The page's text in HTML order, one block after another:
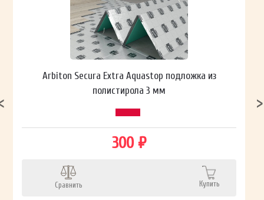
Arbiton Secura Extra Aquastop подложка из
полистирола 3 мм
300 ₽
Сравнить Купить